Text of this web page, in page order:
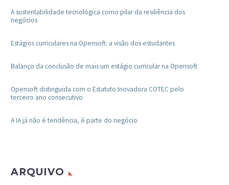
A sustentabilidade tecnológica como pilar da resiliência dos
negócios
Estágios curriculares na Opensoft: a visão dos estudantes
Balanço da conclusão de mais um estágio curricular na Opensoft
Opensoft distinguida com o Estatuto Inovadora COTEC pelo
terceiro ano consecutivo
A IA já não é tendência, é parte do negócio
ARQUIVO